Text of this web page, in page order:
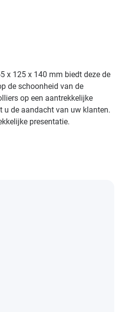
x 125 x 140 mm biedt deze de
de schoonheid van de
op een aantrekkelijke
u de aandacht van uw klanten.
presentatie.